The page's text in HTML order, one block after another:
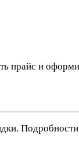
прайс и